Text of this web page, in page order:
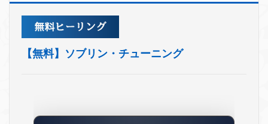
【無料】ソブリン・チューニング